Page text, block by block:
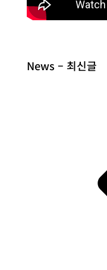
News – 최신글